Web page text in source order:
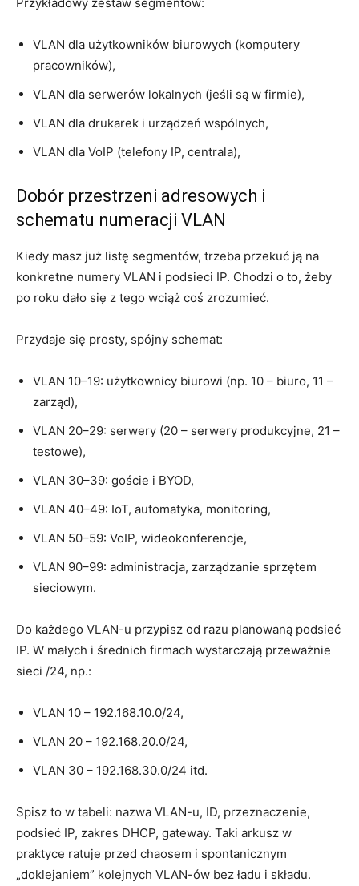
VLAN dla użytkowników biurowych (komputery
pracowników),
VLAN dla serwerów lokalnych (jeśli są w firmie),
VLAN dla drukarek i urządzeń wspólnych,
VLAN dla VoIP (telefony IP, centrala),
Dobór przestrzeni adresowych i
schematu numeracji VLAN
Kiedy masz już listę segmentów, trzeba przekuć ją na
konkretne numery VLAN i podsieci IP. Chodzi o to, żeby
po roku dało się z tego wciąż coś zrozumieć.
Przydaje się prosty, spójny schemat:
VLAN 10–19: użytkownicy biurowi (np. 10 – biuro, 11 –
zarząd),
VLAN 20–29: serwery (20 – serwery produkcyjne, 21 –
testowe),
VLAN 30–39: goście i BYOD,
VLAN 40–49: IoT, automatyka, monitoring,
VLAN 50–59: VoIP, wideokonferencje,
VLAN 90–99: administracja, zarządzanie sprzętem
sieciowym.
Do każdego VLAN-u przypisz od razu planowaną podsieć
IP. W małych i średnich firmach wystarczają przeważnie
sieci /24, np.:
VLAN 10 – 192.168.10.0/24,
VLAN 20 – 192.168.20.0/24,
VLAN 30 – 192.168.30.0/24 itd.
Spisz to w tabeli: nazwa VLAN-u, ID, przeznaczenie,
podsieć IP, zakres DHCP, gateway. Taki arkusz w
praktyce ratuje przed chaosem i spontanicznym
„doklejaniem” kolejnych VLAN-ów bez ładu i składu.